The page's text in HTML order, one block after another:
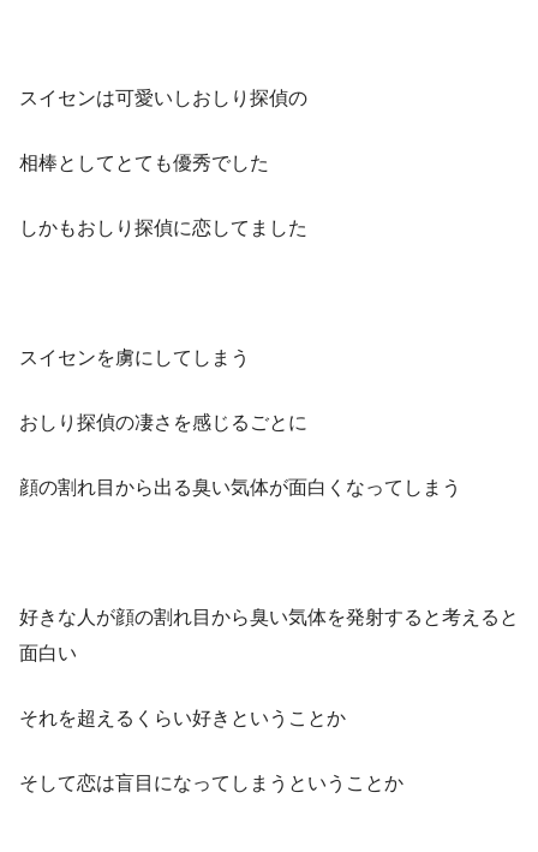
スイセンは可愛いしおしり探偵の
相棒としてとても優秀でした
しかもおしり探偵に恋してました
スイセンを虜にしてしまう
おしり探偵の凄さを感じるごとに
顔の割れ目から出る臭い気体が面白くなってしまう
好きな人が顔の割れ目から臭い気体を発射すると考えると
面白い
それを超えるくらい好きということか
そして恋は盲目になってしまうということか